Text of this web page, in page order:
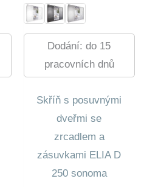
Dodání: do 15
pracovních dnů
Skříň s posuvnými
dveřmi se
zrcadlem a
zásuvkami ELIA D
250 sonoma